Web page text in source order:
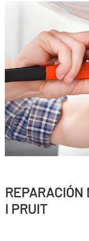
REPARACIÓN
I PRUIT